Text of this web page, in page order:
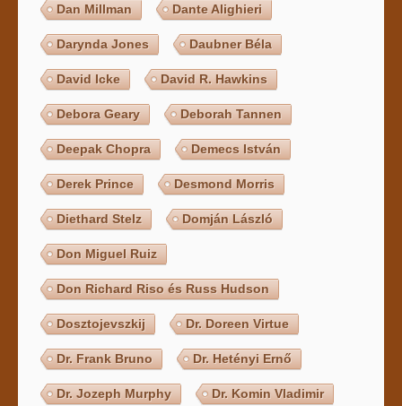
Dan Millman Dante Alighieri
Darynda Jones Daubner Béla
David Icke David R. Hawkins
Debora Geary Deborah Tannen
Deepak Chopra Demecs István
Derek Prince Desmond Morris
Diethard Stelz Domján László
Don Miguel Ruiz
Don Richard Riso és Russ Hudson
Dosztojevszkij Dr. Doreen Virtue
Dr. Frank Bruno Dr. Hetényi Ernő
Dr. Jozeph Murphy Dr. Komin Vladimir